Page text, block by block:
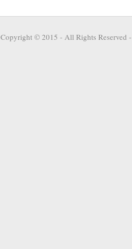
Copyright © 2015 - All Rights Reserved -